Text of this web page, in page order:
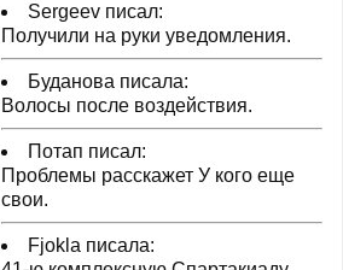
Sergeev писал:
Получили на руки уведомления.
Буданова писала:
Волосы после воздействия.
Потап писал:
Проблемы расскажет У кого еще
свои.
Fjokla писала: